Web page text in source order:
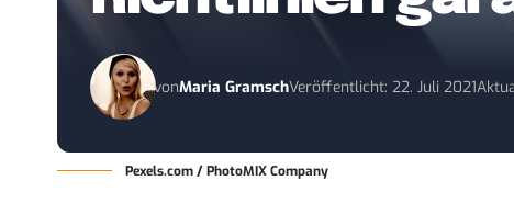
vonMaria GramschVeröffentlicht: 22. Juli 2021
Pexels.com / PhotoMIX Company